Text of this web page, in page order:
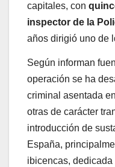
capitales, con
inspector de la
años dirigió uno de
Según informan
operación se ha
criminal asentada
otras de carácter
introducción de
España,
ibicencas, dedicada